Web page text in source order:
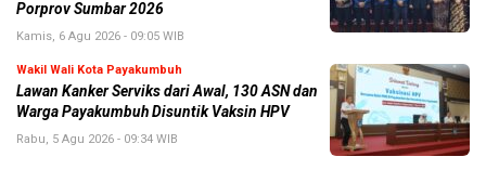
Porprov Sumbar 2026
Kamis, 6 Agu 2026 - 09:05 WIB
Wakil Wali Kota Payakumbuh
Lawan Kanker Serviks dari Awal, 130 ASN dan
Warga Payakumbuh Disuntik Vaksin HPV
Rabu, 5 Agu 2026 - 09:34 WIB